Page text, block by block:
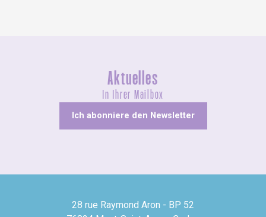
Aktuelles
In Ihrer Mailbox
Ich abonniere den Newsletter
28 rue Raymond Aron - BP 52